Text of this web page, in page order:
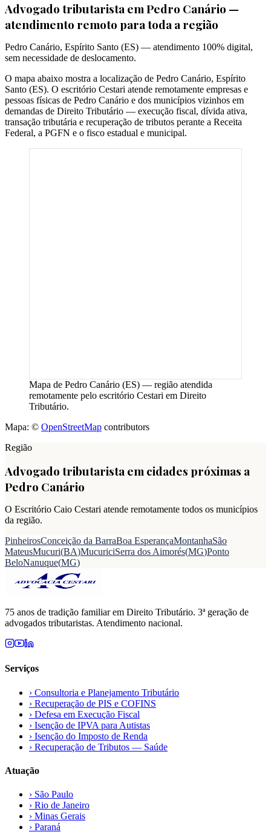
Advogado tributarista emPedro Canário —
atendimento remoto para toda a região
Pedro Canário, Espírito Santo (ES) — atendimento 100% digital,
sem necessidade de deslocamento.
O mapa abaixo mostra a localização de Pedro Canário, Espírito
Santo (ES). O escritório Cestari atende remotamente empresas e
pessoas físicas de Pedro Canário e dos municípios vizinhos em
demandas de Direito Tributário — execução fiscal, dívida ativa,
transação tributária e recuperação de tributos perante a Receita
Federal, a PGFN e o fisco estadual e municipal.
Mapa de Pedro Canário (ES) — região atendida
remotamente pelo escritório Cestari em Direito
Tributário.
Mapa: © OpenStreetMap contributors
Região
Advogado tributarista em cidades próximas a
Pedro Canário
O Escritório Caio Cestari atende remotamente todos os municípios
da região.
PinheirosConceição da BarraBoa EsperançaMontanhaSão
MateusMucuri(BA)MucuriciSerra dos Aimorés(MG)Ponto
BeloNanuque(MG)
75 anos de tradição familiar em Direito Tributário. 3ª geração de
advogados tributaristas. Atendimento nacional.
Serviços
› Consultoria e Planejamento Tributário
› Recuperação de PIS e COFINS
› Defesa em Execução Fiscal
› Isenção de IPVA para Autistas
› Isenção do Imposto de Renda
› Recuperação de Tributos — Saúde
Atuação
› São Paulo
› Rio de Janeiro
› Minas Gerais
› Paraná